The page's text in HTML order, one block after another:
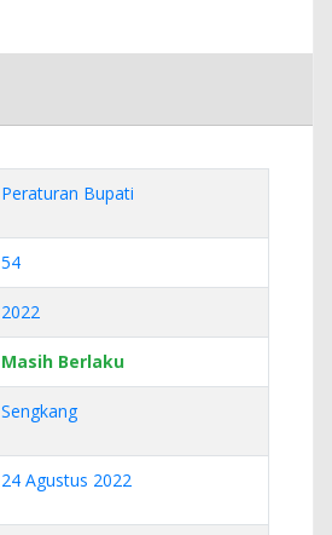
Peraturan Bupati
54
2022
Masih Berlaku
Sengkang
24 Agustus 2022